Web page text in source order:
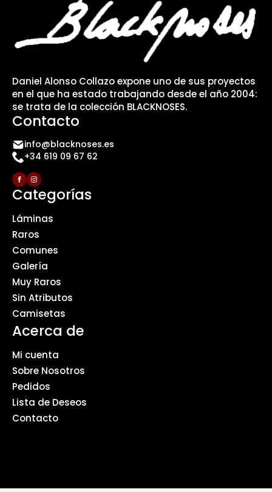
Daniel Alonso Collazo expone uno de sus proyectos
en el que ha estado trabajando desde el año 2004:
se trata de la colección BLACKNOSES.
Contacto
info@blacknoses.es
+34 619 09 67 62
Categorías
Láminas
Raros
Comunes
Galería
Muy Raros
Sin Atributos
Camisetas
Acerca de
Mi cuenta
Sobre Nosotros
Pedidos
Lista de Deseos
Contacto